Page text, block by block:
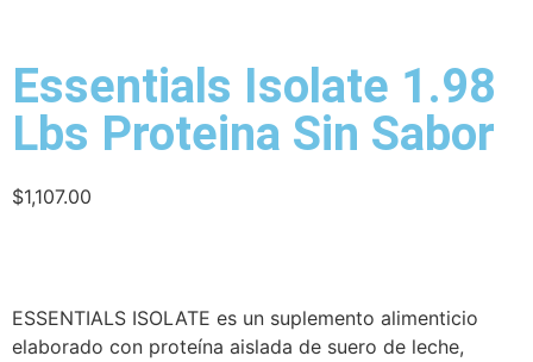
Essentials Isolate 1.98
Lbs Proteina Sin Sabor
$1,107.00
ESSENTIALS ISOLATE es un suplemento alimenticio
elaborado con proteína aislada de suero de leche,